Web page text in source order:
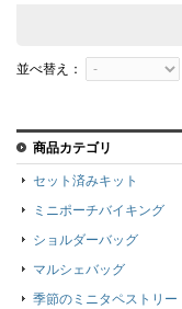
並べ替え：
商品カテゴリ
セット済みキット
ミニポーチバイキング
ショルダーバッグ
マルシェバッグ
季節のミニタペストリー